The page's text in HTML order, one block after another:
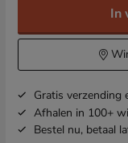
In
Gratis verzending
Afhalen in 100+
Bestel nu, betaal